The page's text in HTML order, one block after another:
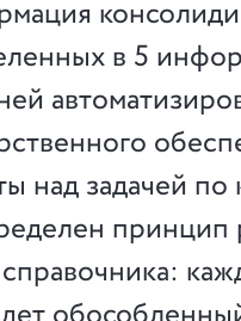
в 5
над задачей
принцип